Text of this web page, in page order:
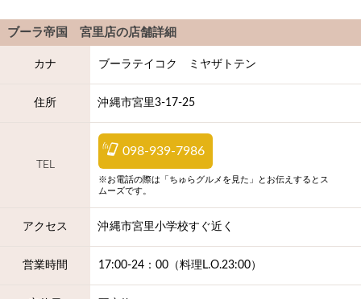
ブーラ帝国 宮里店の店舗詳細
カナ ブーラテイコク ミヤザトテン
住所 沖縄市宮里3-17-25
TEL
098-939-7986
※お電話の際は「ちゅらグルメを見た」とお伝えするとス
ムーズです。
アクセス 沖縄市宮里小学校すぐ近く
営業時間 17:00-24：00（料理L.O.23:00）